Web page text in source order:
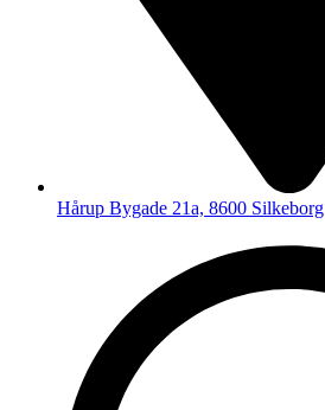
Hårup Bygade 21a, 8600 Silkeborg